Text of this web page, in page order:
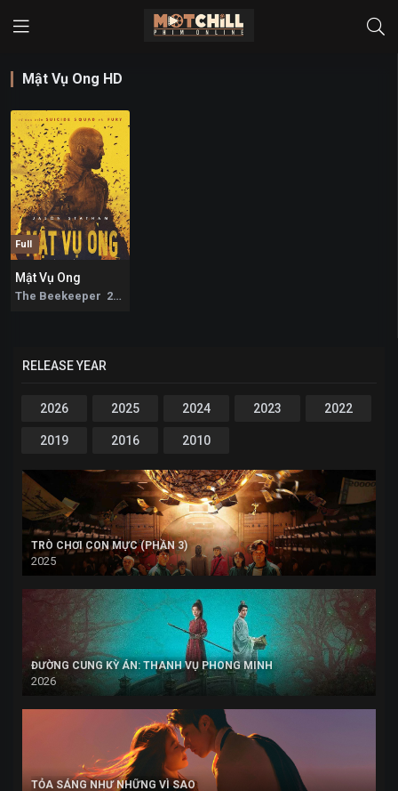
Mật Vụ Ong HD
Full
Mật Vụ Ong
The Beekeeper 2024
RELEASE YEAR
2026 2025 2024 2023 2022
2019 2016 2010
TRÒ CHƠI CON MỰC (PHẦN 3)
2025
ĐƯỜNG CUNG KỲ ÁN: THANH VỤ PHONG MINH
2026
TỎA SÁNG NHƯ NHỮNG VÌ SAO